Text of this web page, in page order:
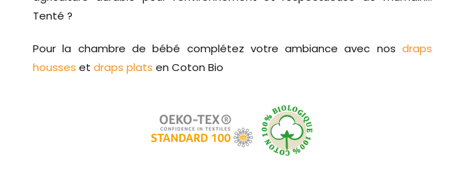
Tenté ?
Pour la chambre de bébé complétez votre ambiance avec nos draps
housses et draps plats en Coton Bio